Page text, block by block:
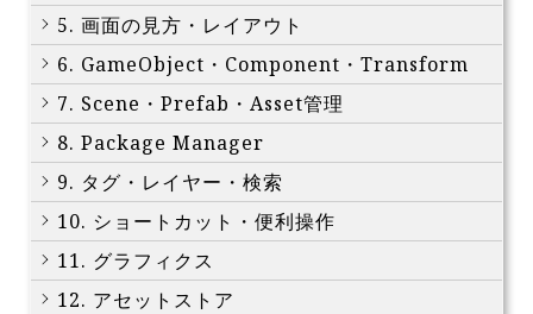
5. 画面の見方・レイアウト
6. GameObject・Component・Transform
7. Scene・Prefab・Asset管理
8. Package Manager
9. タグ・レイヤー・検索
10. ショートカット・便利操作
11. グラフィクス
12. アセットストア